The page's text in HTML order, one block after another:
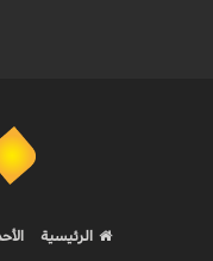
الرئيسية